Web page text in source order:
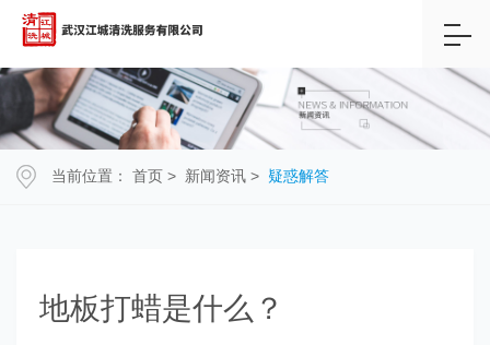
当前位置： 首页 > 新闻资讯 > 疑惑解答
地板打蜡是什么？